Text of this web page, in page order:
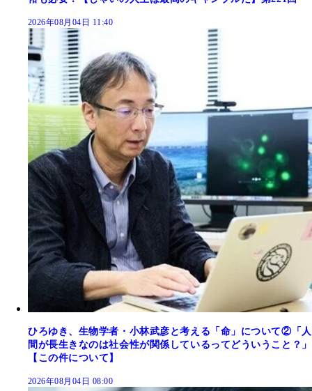
2026年08月04日 11:40
ひろゆき、生物学者・小林武彦と考える「命」について②「人
間が長生きなのは社会性が関係しているってどういうこと？」
【この件について】
2026年08月04日 08:00